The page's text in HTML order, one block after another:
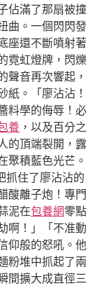
佔滿了那扇被撞
曲。一個閃閃發
座還不斷噴射著
霓虹燈牌，閃爍
聲音再次響起，
紙。「廖沾沾！
料學的侮辱！必
養 ，以及百分之
的頂端裂開，露
聚積藍色光芒。
抓住了廖沾沾的
酸離子炮！專門
泥在包養網零點
啊！」「不准動
仰般的怒吼。他
粉堆中抓起了兩
間擴大成直徑三